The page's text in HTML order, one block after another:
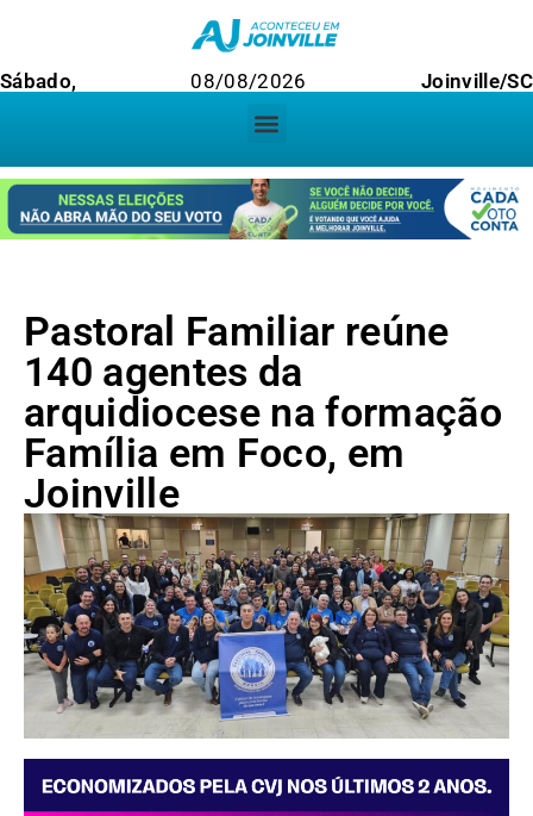
Sábado, 08/08/2026 Joinville/SC
Pastoral Familiar reúne
140 agentes da
arquidiocese na formação
Família em Foco, em
Joinville